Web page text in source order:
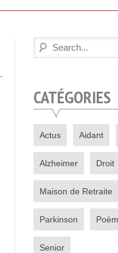
CATÉGORIES
Actus Aidant
Alzheimer Droit
Maison de Retraite
Parkinson
Senior